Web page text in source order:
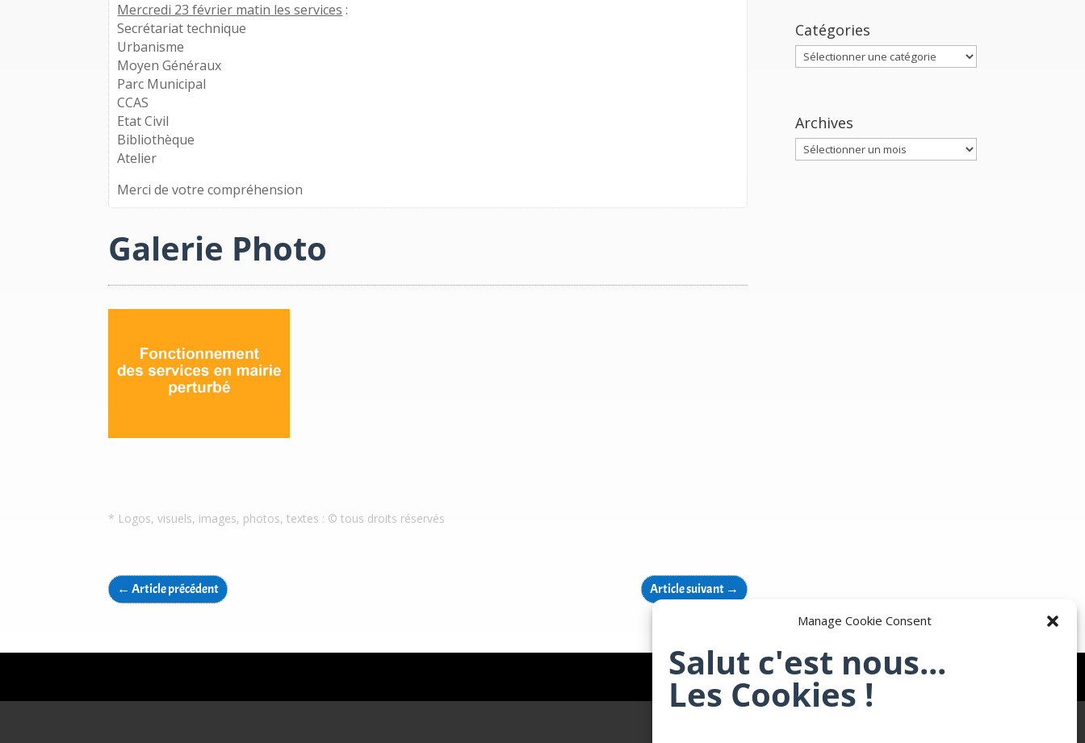
Manage Cookie Consent
Salut c'est nous...
Les Cookies !
Mercredi 23 février matin les services :
Secrétariat technique
Urbanisme
Moyen Généraux
Parc Municipal
CCAS
Etat Civil
Bibliothèque
Atelier
Merci de votre compréhension
Galerie Photo
* Logos, visuels, images, photos, textes : © tous droits réservés
←Article précédent Article suivant →
Catégories
Catégories
Archives
Archives